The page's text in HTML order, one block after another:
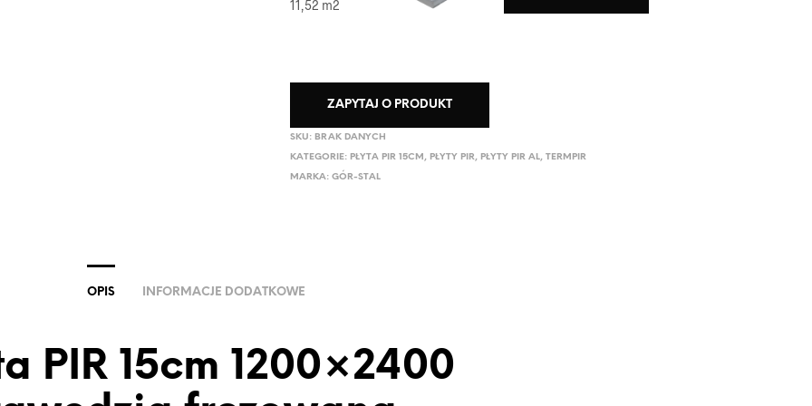
11,52 m2
ZAPYTAJ O PRODUKT
SKU: BRAK DANYCH
KATEGORIE: PŁYTA PIR 15CM , PŁYTY PIR, PŁYTY PIR AL,TERMPIR
MARKA:GÓR-STAL
OPIS INFORMACJE DODATKOWE
PIR 15cm 1200×2400